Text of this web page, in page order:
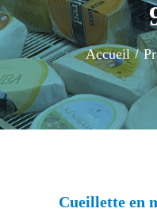
Accueil
Cueillette en